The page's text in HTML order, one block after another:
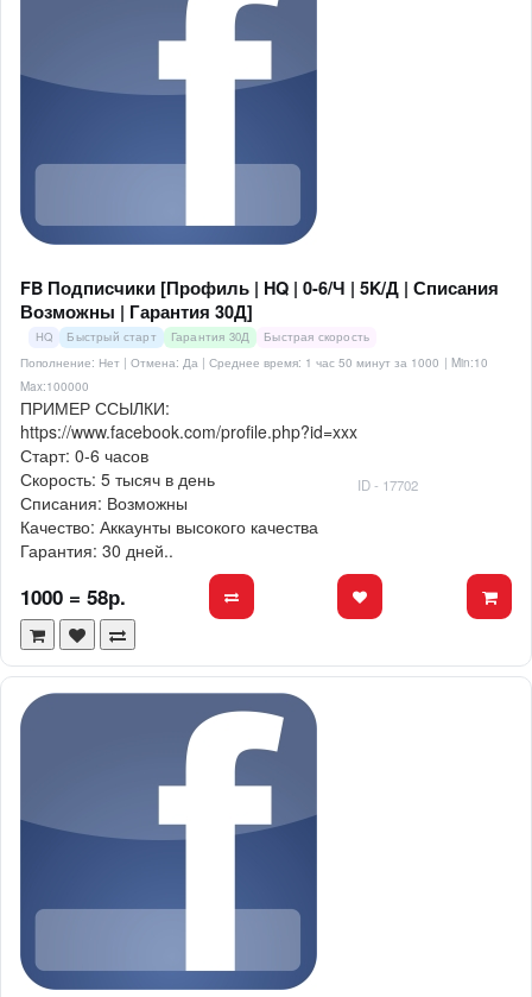
FB Подписчики [Профиль | HQ | 0-6/Ч | 5K/Д | Списания
Возможны | Гарантия 30Д]
HQ Быстрый старт Гарантия 30Д
Быстрая скорость
Пополнение: Нет | Отмена: Да | Среднее время: 1 час 50 минут за 1000 | Min:10
Max:100000
ПРИМЕР ССЫЛКИ:
https://www.facebook.com/profile.php?id=xxx
Старт: 0-6 часов
Скорость: 5 тысяч в день
Списания: Возможны
Качество: Аккаунты высокого качества
Гарантия: 30 дней..
ID - 17702
1000 = 58р.